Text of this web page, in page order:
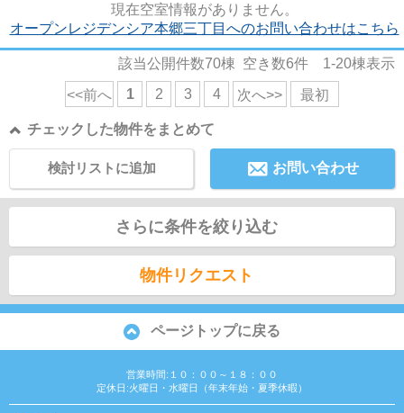
現在空室情報がありません。
オープンレジデンシア本郷三丁目へのお問い合わせはこちら
該当公開件数70棟 空き数6件 1-20棟表示
<<前へ 1 2 3 4 次へ>> 最初
チェックした物件をまとめて
お問い合わせ
検討リストに追加
さらに条件を絞り込む
物件リクエスト
ページトップに戻る
営業時間:１０：００～１８：００
定休日:火曜日・水曜日（年末年始・夏季休暇）